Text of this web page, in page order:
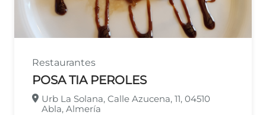
Restaurantes
POSA TIA PEROLES
Urb La Solana, Calle Azucena, 11, 04510
Abla, Almería